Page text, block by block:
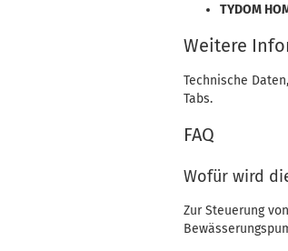
TYDOM
Weitere
Technische
Tabs.
FAQ
Wofür wird
Zur Steuerung